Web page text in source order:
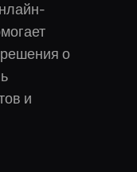
о
и